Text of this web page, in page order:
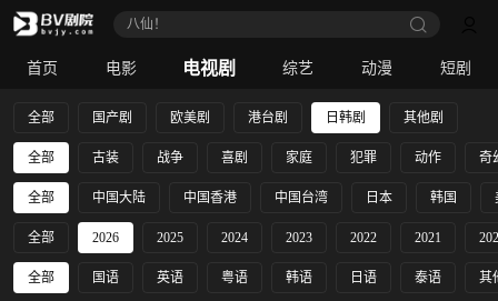
八仙！
首页 电影 电视剧 综艺 动漫 短剧
全部 国产剧 欧美剧 港台剧 日韩剧 其他剧
全部 古装 战争 喜剧 家庭 犯罪 动作 奇
全部 中国大陆 中国香港 中国台湾 日本 韩国
全部 2026 2025 2024 2023 2022 2021
全部 国语 英语 粤语 韩语 日语 泰语 其